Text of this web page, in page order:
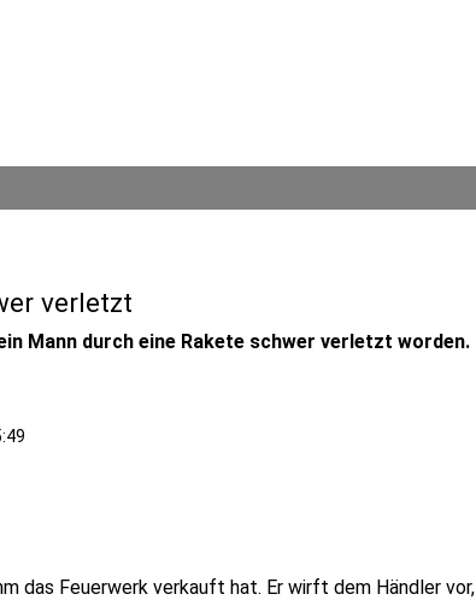
verletzt
Mann durch eine Rakete schwer verletzt worden.
das Feuerwerk verkauft hat. Er wirft dem Händler vor,